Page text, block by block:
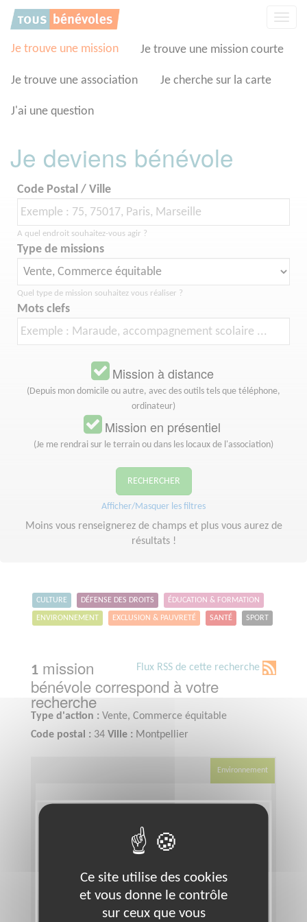
Je trouve une mission Je trouve une mission courte
Je trouve une association Je cherche sur la carte
J'ai une question
Je deviens bénévole
Code Postal / Ville
A quel endroit souhaitez-vous agir ?
Type de missions
Quel type de mission souhaitez vous réaliser ?
Mots clefs
Mission à distance
(Depuis mon domicile ou autre, avec des outils tels que téléphone,
ordinateur)
Mission en présentiel
(Je me rendrai sur le terrain ou dans les locaux de l'association)
RECHERCHER
Afficher/Masquer les filtres
Moins vous renseignerez de champs et plus vous aurez de
résultats !
CULTURE DÉFENSE DES DROITS ÉDUCATION & FORMATION
ENVIRONNEMENT EXCLUSION & PAUVRETÉ SANTÉ SPORT
Flux RSS de cette recherche
1 mission
bénévole correspond à votre
recherche
Type d'action : Vente, Commerce équitable
Code postal : 34 Ville : Montpellier
Environnement
Panneau de gestion des cookies
Ce site utilise des cookies
et vous donne le contrôle
sur ceux que vous